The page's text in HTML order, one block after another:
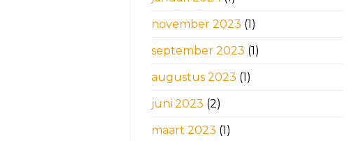
november 2023 (1)
september 2023 (1)
augustus 2023 (1)
juni 2023 (2)
maart 2023 (1)